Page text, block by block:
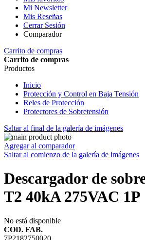
Mi Newsletter
Mis Reseñas
Cerrar Sesión
Comparador
Carrito de compras
Carrito de compras
Productos
Inicio
Protección y Control en Baja Tensión
Reles de Protección
Protectores de Sobretensión
Saltar al final de la galería de imágenes
Agregar al comparador
Saltar al comienzo de la galería de imágenes
Descargador de
T2 40kA 275VAC 1P
No está disponible
COD. FAB.
7P2182750020